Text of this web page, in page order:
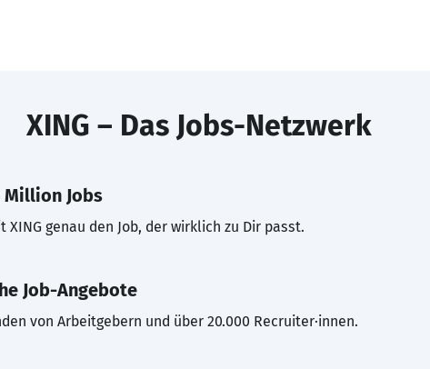
XING – Das Jobs-Netzwerk
Million Jobs
XING genau den Job, der wirklich zu Dir passt.
Job-Angebote
von Arbeitgebern und über 20.000 Recruiter·innen.